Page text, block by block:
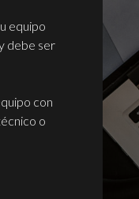
equipo
debe ser
con
o